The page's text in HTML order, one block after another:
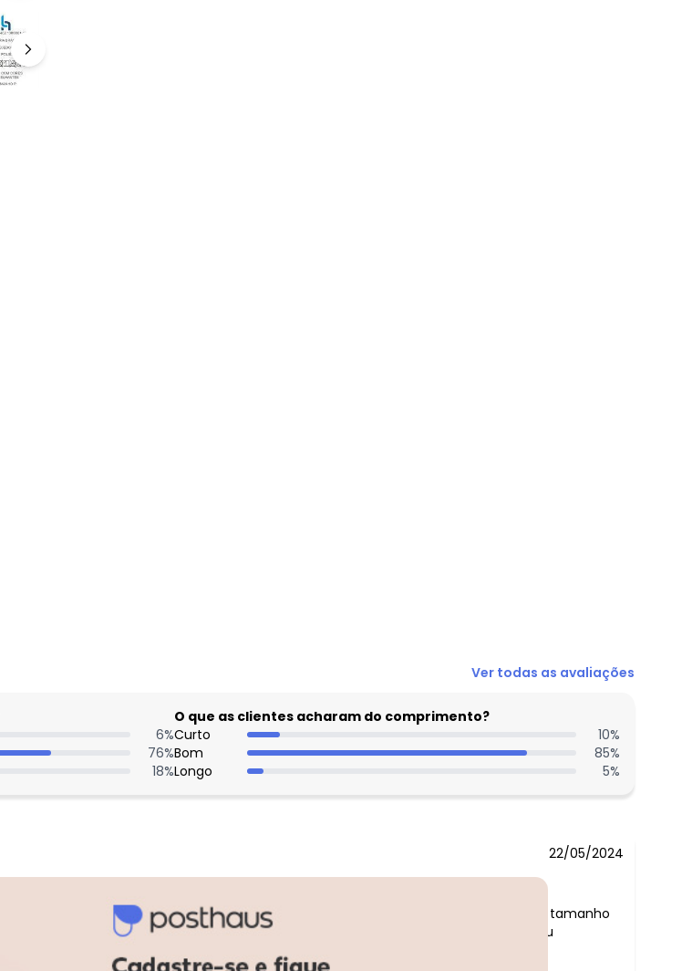
Ver todas as avaliações
6%
76%
18%
O que as clientes acharam do comprimento?
Curto
10%
Bom
85%
Longo
5%
22/05/2024
A blusa preta é bem fresquinho, tamanho
gg excelente, preço acessível. Eu